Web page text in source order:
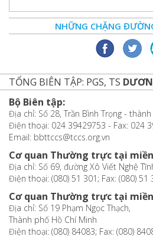
NHỮNG CHẶNG
TỔNG BIÊN TẬP: PGS, TS
Bộ Biên tập:
Địa chỉ: Số 28, Trần Bình Trọng -
Điện thoại: 024 39429753 - Fax: 024
Email: bbttccs@tccs.org.vn
Cơ quan Thường trực tại
Địa chỉ: Số 69, đường Xô Viết Nghệ
Điện thoại: (080) 51 301; Fax: (080) 51
Cơ quan Thường trực tại
Địa chỉ: Số 19 Phạm Ngọc Thạch,
Thành phố Hồ Chí Minh
Điện thoại: (080) 84083; Fax: (080)